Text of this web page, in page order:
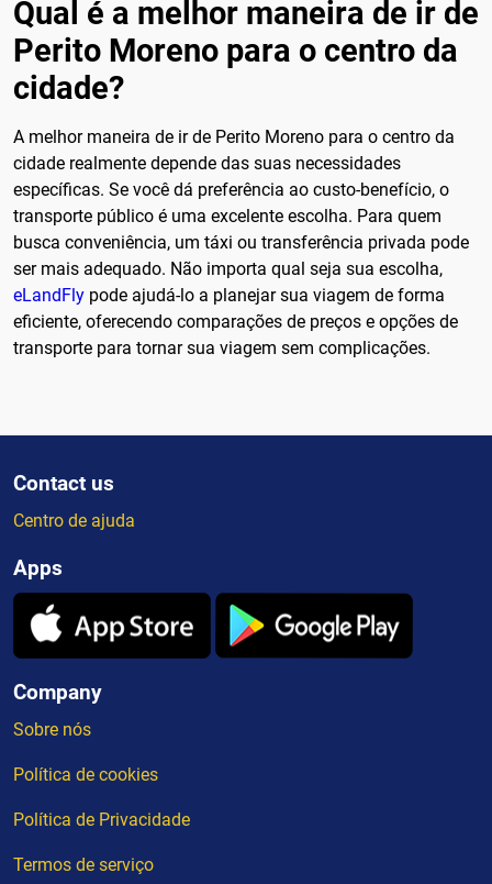
Qual é a melhor maneira de ir de
Perito Moreno para o centro da
cidade?
A melhor maneira de ir de Perito Moreno para o centro da
cidade realmente depende das suas necessidades
específicas. Se você dá preferência ao custo-benefício, o
transporte público é uma excelente escolha. Para quem
busca conveniência, um táxi ou transferência privada pode
ser mais adequado. Não importa qual seja sua escolha,
eLandFly pode ajudá-lo a planejar sua viagem de forma
eficiente, oferecendo comparações de preços e opções de
transporte para tornar sua viagem sem complicações.
Contact us
Centro de ajuda
Apps
Company
Sobre nós
Política de cookies
Política de Privacidade
Termos de serviço